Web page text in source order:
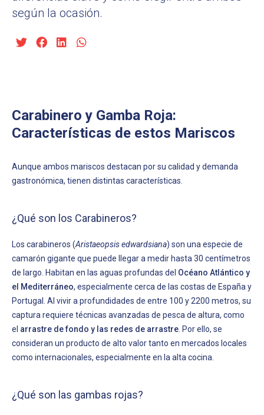
según la ocasión.
Carabinero y Gamba Roja:
Características de estos Mariscos
Aunque ambos mariscos destacan por su calidad y demanda
gastronómica, tienen distintas características.
¿Qué son los Carabineros?
Los carabineros (Aristaeopsis edwardsiana) son una especie de
camarón gigante que puede llegar a medir hasta 30 centímetros
de largo. Habitan en las aguas profundas del Océano Atlántico y
el Mediterráneo, especialmente cerca de las costas de España y
Portugal. Al vivir a profundidades de entre 100 y 2200 metros, su
captura requiere técnicas avanzadas de pesca de altura, como
el arrastre de fondo y las redes de arrastre . Por ello, se
consideran un producto de alto valor tanto en mercados locales
como internacionales, especialmente en la alta cocina.
¿Qué son las gambas rojas?